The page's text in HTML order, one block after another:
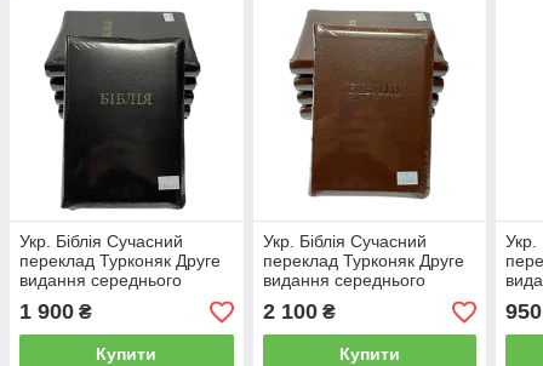
Укр. Біблія Сучасний
переклад Турконяк Друге
видання середнього
формату (чорна, гладка,
шкіра, індекси, блискавка,
золото, 16х22)
1 900 ₴
Купити
Укр. Біблія Сучасний
переклад Турконяк Друге
видання середнього
формату (коричнева,
шкіра, індекси, блискавка,
золото, 16х22)
2 100₴
Купити
Укр.
950